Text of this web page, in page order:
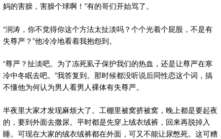
妈的害臊，害臊个球啊！”有的哥们开始骂了。
“润涛，你不觉得你这个方法太扯淡吗？个个光着个屁股，不是有
失尊严？”他冷冷地看着我抱怨到。
“尊严？扯淡吧。为了冻死虱子保护我们的热血，还是让尊严在寒
冷中冬眠去吧。”我答复到。那时候都没听说后同性恋这个词，搞
不懂他为何认为男人看男人裸体有失尊严。
半夜里大家才发现麻烦大了。工棚里被窝挤被窝，晚上都是要起夜
的，要到外面去撒尿。平时都是先穿上绒衣绒裤，回来再脱掉入
睡。可现在大家的绒衣绒裤都在外面，可又不能让尿憋死。这可糟